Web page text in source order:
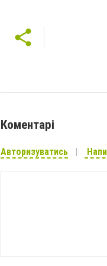
Коментарі
Авторизуватись